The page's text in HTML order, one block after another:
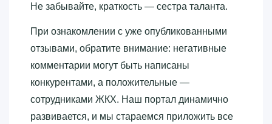
Не забывайте, краткость — сестра таланта.
При ознакомлении с уже опубликованными
отзывами, обратите внимание: негативные
комментарии могут быть написаны
конкурентами, а положительные —
сотрудниками ЖКХ. Наш портал динамично
развивается, и мы стараемся приложить все